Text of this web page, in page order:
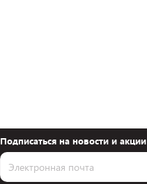
Подписаться на новости и акции